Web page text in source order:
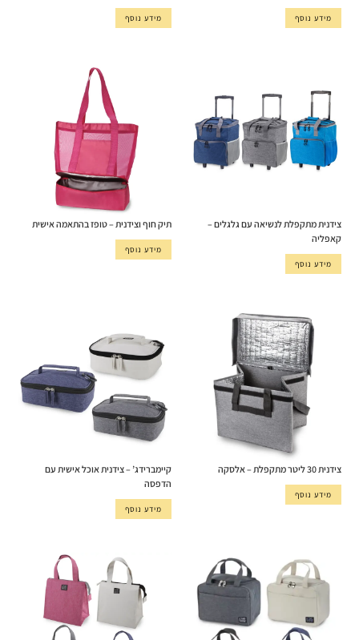
מידע נוסף מידע נוסף
צידנית מתקפלת לנשיאה עם גלגלים –
קאפליה
מידע נוסף
תיק חוף וצידנית – טופז בהתאמה אישית
מידע נוסף
צידנית 30 ליטר מתקפלת – אלסקה
מידע נוסף
קיימברידג’ – צידנית אוכל אישית עם
הדפסה
מידע נוסף